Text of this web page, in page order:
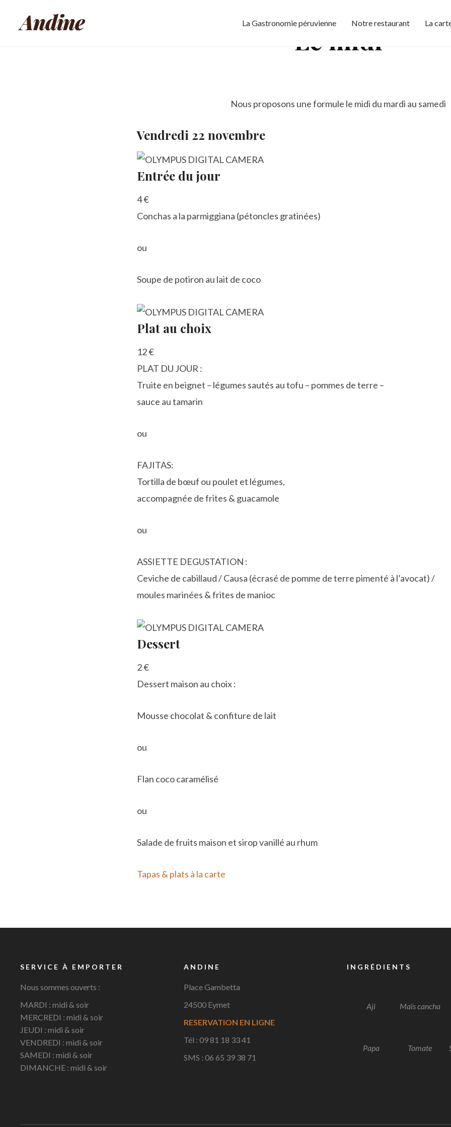
Andine La Gastronomie péruvienne Notre restaurant La
Le midi
Nous proposons une formule le midi du mardi au samedi
Vendredi 22 novembre
Entrée du jour
4 €
Conchas a la parmiggiana (pétoncles gratinées)
ou
Soupe de potiron au lait de coco
Plat au choix
12 €
PLAT DU JOUR :
Truite en beignet – légumes sautés au tofu – pommes de terre –
sauce au tamarin
ou
FAJITAS:
Tortilla de bœuf ou poulet et légumes,
accompagnée de frites & guacamole
ou
ASSIETTE DEGUSTATION :
Ceviche de cabillaud / Causa (écrasé de pomme de terre pimenté à l’avocat) /
moules marinées & frites de manioc
Dessert
2 €
Dessert maison au choix :
Mousse chocolat & confiture de lait
ou
Flan coco caramélisé
ou
Salade de fruits maison et sirop vanillé au rhum
Tapas & plats à la carte
SERVICE À EMPORTER
Nous sommes ouverts :
MARDI : midi & soir
MERCREDI : midi & soir
JEUDI : midi & soir
VENDREDI : midi & soir
SAMEDI : midi & soir
DIMANCHE : midi & soir
ANDINE
Place Gambetta
24500 Eymet
RESERVATION EN LIGNE
Tél : 09 81 18 33 41
SMS : 06 65 39 38 71
INGRÉDIENTS
Aji Maïs cancha
Papa Tomate